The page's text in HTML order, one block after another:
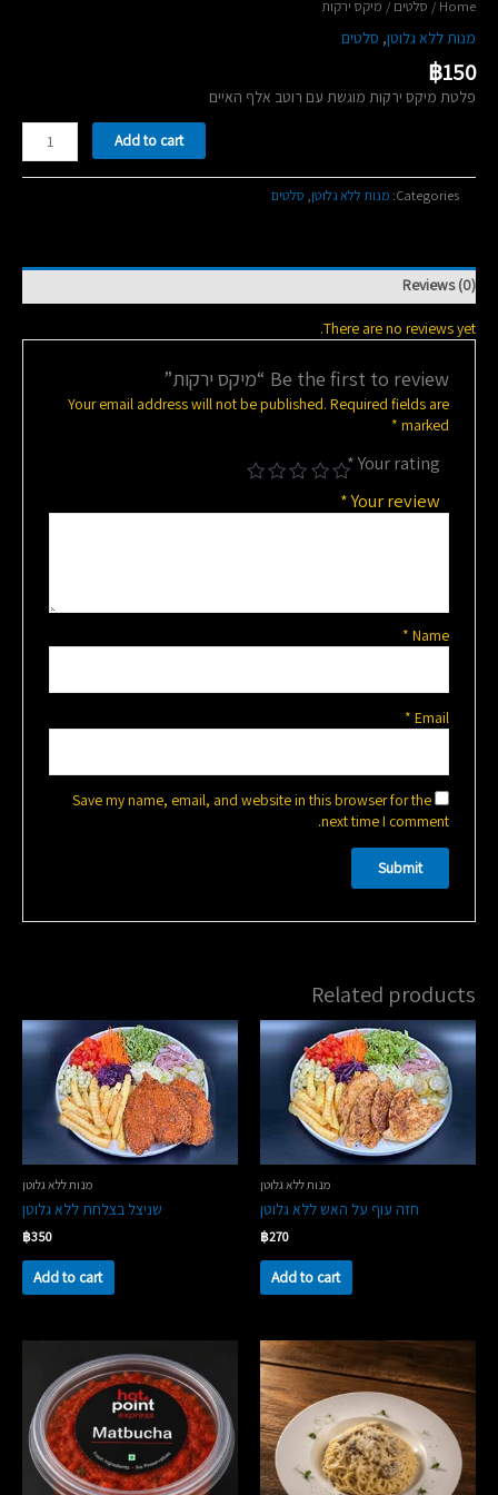
Home
/ סלטים / מיקס ירקות
מנות ללא גלוטן, סלטים
฿150
פלטת מיקס ירקות מוגשת עם רוטב אלף האיים
ירקות
quantity
Add to cart
Categories: מנות ללא גלוטן, סלטים
Reviews (0)
There are no reviews yet.
Be the first to review “מיקס ירקות”
Your email address will not be published. Required fields are
marked
*
Your rating
*
Your review
*
Name
*
Email
*
Save my name, email, and website in this browser for the
next time I comment.
Related products
מנות ללא גלוטן
‏חזה עוף על האש ללא גלוטן
฿270
Add to cart
מנות ללא גלוטן
‏שניצל בצלחת ללא גלוטן
฿350
Add to cart